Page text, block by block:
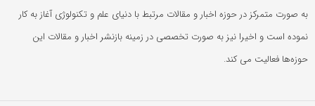
به صورت متمرکز در حوزه اخبار و مقالات مرتبط با دنیای علم و تکنولوژی آغاز به کار
نموده است و اخیرا نیز به صورت تخصصی در زمینه بازنشر اخبار و مقالات این
حوزه‌ها فعالیت می کند.